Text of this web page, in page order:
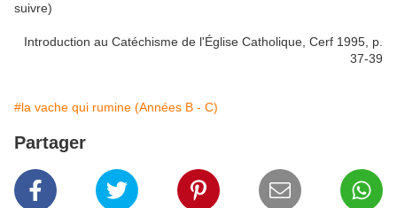
suivre)
Introduction au Catéchisme de l'Église Catholique, Cerf 1995, p.
37-39
#la vache qui rumine (Années B - C)
Partager